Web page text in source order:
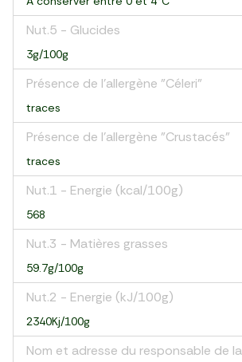
Nut.5 - Glucides
3g/100g
Présence de l'allergène "Céleri"
traces
Présence de l'allergène "Crustacés"
traces
Nut.1 - Energie (kcal/100g)
568
Nut.3 - Matières grasses
59.7g/100g
Nut.2 - Energie (kJ/100g)
2340Kj/100g
Nom et adresse du responsable de